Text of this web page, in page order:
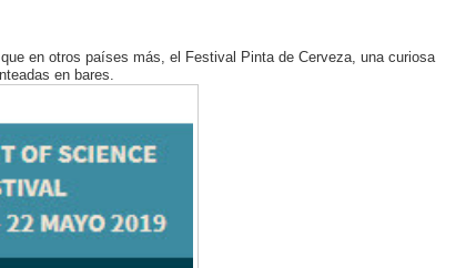
en otros países más, el Festival Pinta de Cerveza, una curiosa
en bares.